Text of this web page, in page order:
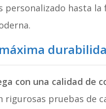
personalizado hasta
con una calidad de
rigurosas pruebas de